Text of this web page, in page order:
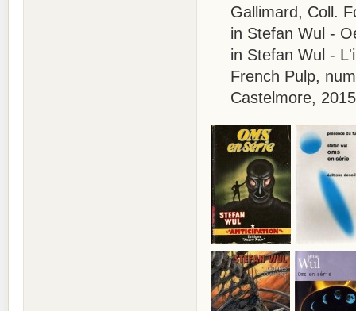
Gallimard, Coll.
in Stefan Wul -
in Stefan Wul -
French Pulp,
Castelmore,